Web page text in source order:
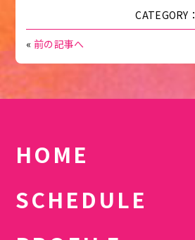
CATEGORY：
« 前の記事へ
HOME
SCHEDULE